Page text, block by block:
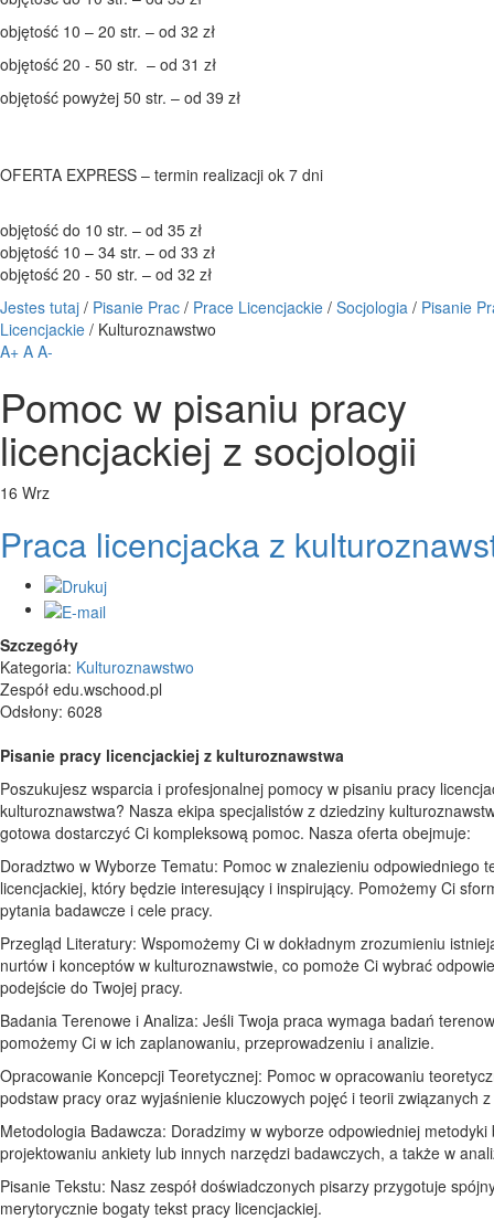
objętość 10 – 20 str. – od 32 zł
objętość 20 - 50 str. – od 31 zł
objętość powyżej 50 str. – od 39 zł
OFERTA EXPRESS – termin realizacji ok 7 dni
objętość do 10 str. – od 35 zł
objętość 10 – 34 str. – od 33 zł
objętość 20 - 50 str. – od 32 zł
Jestes tutaj / Pisanie Prac / Prace Licencjackie / Socjologia / Pisanie
Licencjackie / Kulturoznawstwo
A+ A A-
Pomoc w pisaniu pracy
licencjackiej z socjologii
16 Wrz
Praca licencjacka z
Szczegóły
Kategoria: Kulturoznawstwo
Zespół edu.wschood.pl
Odsłony: 6028
Pisanie pracy licencjackiej z kulturoznawstwa
Poszukujesz wsparcia i profesjonalnej pomocy w pisaniu pracy
kulturoznawstwa? Nasza ekipa specjalistów z dziedziny
gotowa dostarczyć Ci kompleksową pomoc. Nasza oferta obejmuje:
Doradztwo w Wyborze Tematu: Pomoc w znalezieniu odpowiedniego
licencjackiej, który będzie interesujący i inspirujący. Pomożemy Ci
pytania badawcze i cele pracy.
Przegląd Literatury: Wspomożemy Ci w dokładnym zrozumieniu
nurtów i konceptów w kulturoznawstwie, co pomoże Ci wybrać
podejście do Twojej pracy.
Badania Terenowe i Analiza: Jeśli Twoja praca wymaga badań
pomożemy Ci w ich zaplanowaniu, przeprowadzeniu i analizie.
Opracowanie Koncepcji Teoretycznej: Pomoc w opracowaniu
podstaw pracy oraz wyjaśnienie kluczowych pojęć i teorii związanych
Metodologia Badawcza: Doradzimy w wyborze odpowiedniej metodyki
projektowaniu ankiety lub innych narzędzi badawczych, a także w
Pisanie Tekstu: Nasz zespół doświadczonych pisarzy przygotuje
merytorycznie bogaty tekst pracy licencjackiej.